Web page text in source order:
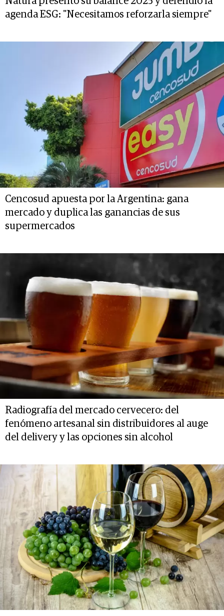
agenda ESG: "Necesitamos reforzarla siempre"
Cencosud apuesta por la Argentina: gana
mercado y duplica las ganancias de sus
supermercados
Radiografía del mercado cervecero: del
fenómeno artesanal sin distribuidores al auge
del delivery y las opciones sin alcohol